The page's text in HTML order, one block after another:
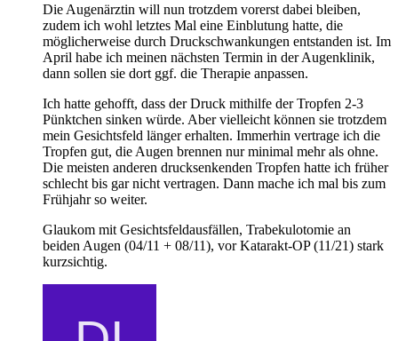
Die Augenärztin will nun trotzdem vorerst dabei bleiben,
zudem ich wohl letztes Mal eine Einblutung hatte, die
möglicherweise durch Druckschwankungen entstanden ist. Im
April habe ich meinen nächsten Termin in der Augenklinik,
dann sollen sie dort ggf. die Therapie anpassen.
Ich hatte gehofft, dass der Druck mithilfe der Tropfen 2-3
Pünktchen sinken würde. Aber vielleicht können sie trotzdem
mein Gesichtsfeld länger erhalten. Immerhin vertrage ich die
Tropfen gut, die Augen brennen nur minimal mehr als ohne.
Die meisten anderen drucksenkenden Tropfen hatte ich früher
schlecht bis gar nicht vertragen. Dann mache ich mal bis zum
Frühjahr so weiter.
Glaukom mit Gesichtsfeldausfällen, Trabekulotomie an
beiden Augen (04/11 + 08/11), vor Katarakt-OP (11/21) stark
kurzsichtig.